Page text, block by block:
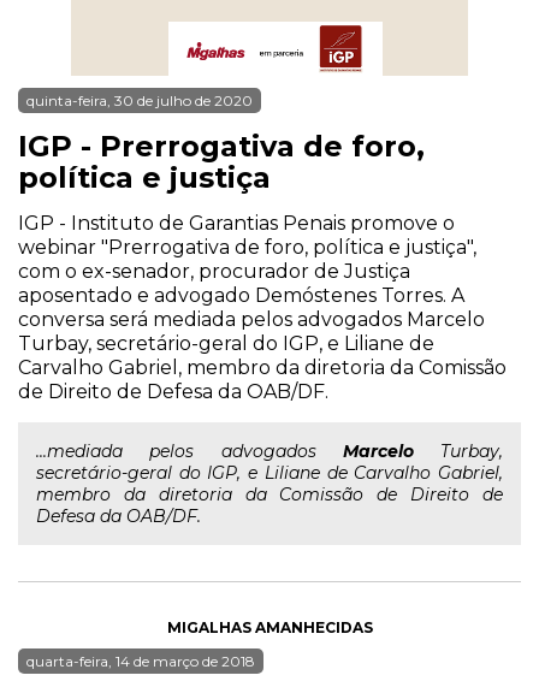
quinta-feira, 30 de julho de 2020
IGP - Prerrogativa de foro,
política e justiça
IGP - Instituto de Garantias Penais promove o
webinar "Prerrogativa de foro, política e justiça",
com o ex-senador, procurador de Justiça
aposentado e advogado Demóstenes Torres. A
conversa será mediada pelos advogados Marcelo
Turbay, secretário-geral do IGP, e Liliane de
Carvalho Gabriel, membro da diretoria da Comissão
de Direito de Defesa da OAB/DF.
...mediada pelos advogados MarceloTurbay,
secretário-geral do IGP, e Liliane de Carvalho Gabriel,
membro da diretoria da Comissão de Direito de
Defesa da OAB/DF.
MIGALHAS AMANHECIDAS
quarta-feira, 14 de março de 2018